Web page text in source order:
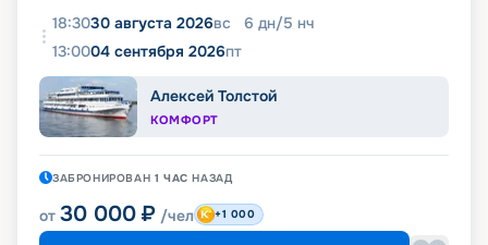
18:3030 августа 2026вс 6 дн/5 нч
13:0004 сентября 2026пт
Алексей Толстой
КОМФОРТ
ЗАБРОНИРОВАН 1 ЧАС НАЗАД
от 30 000 ₽ /чел +1 000